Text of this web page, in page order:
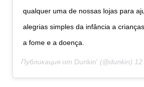
qualquer uma de nossas lojas para
alegrias simples da infância a
a fome e a doença.
Публикация от Dunkin' (@dunkin) 12